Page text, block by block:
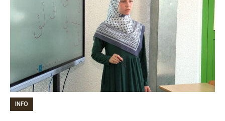
INFO